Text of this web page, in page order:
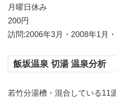
月曜日休み
200円
訪問:2006年3月・2008年1月
飯坂温泉 切湯 温泉分析
若竹分湯槽・混合している11